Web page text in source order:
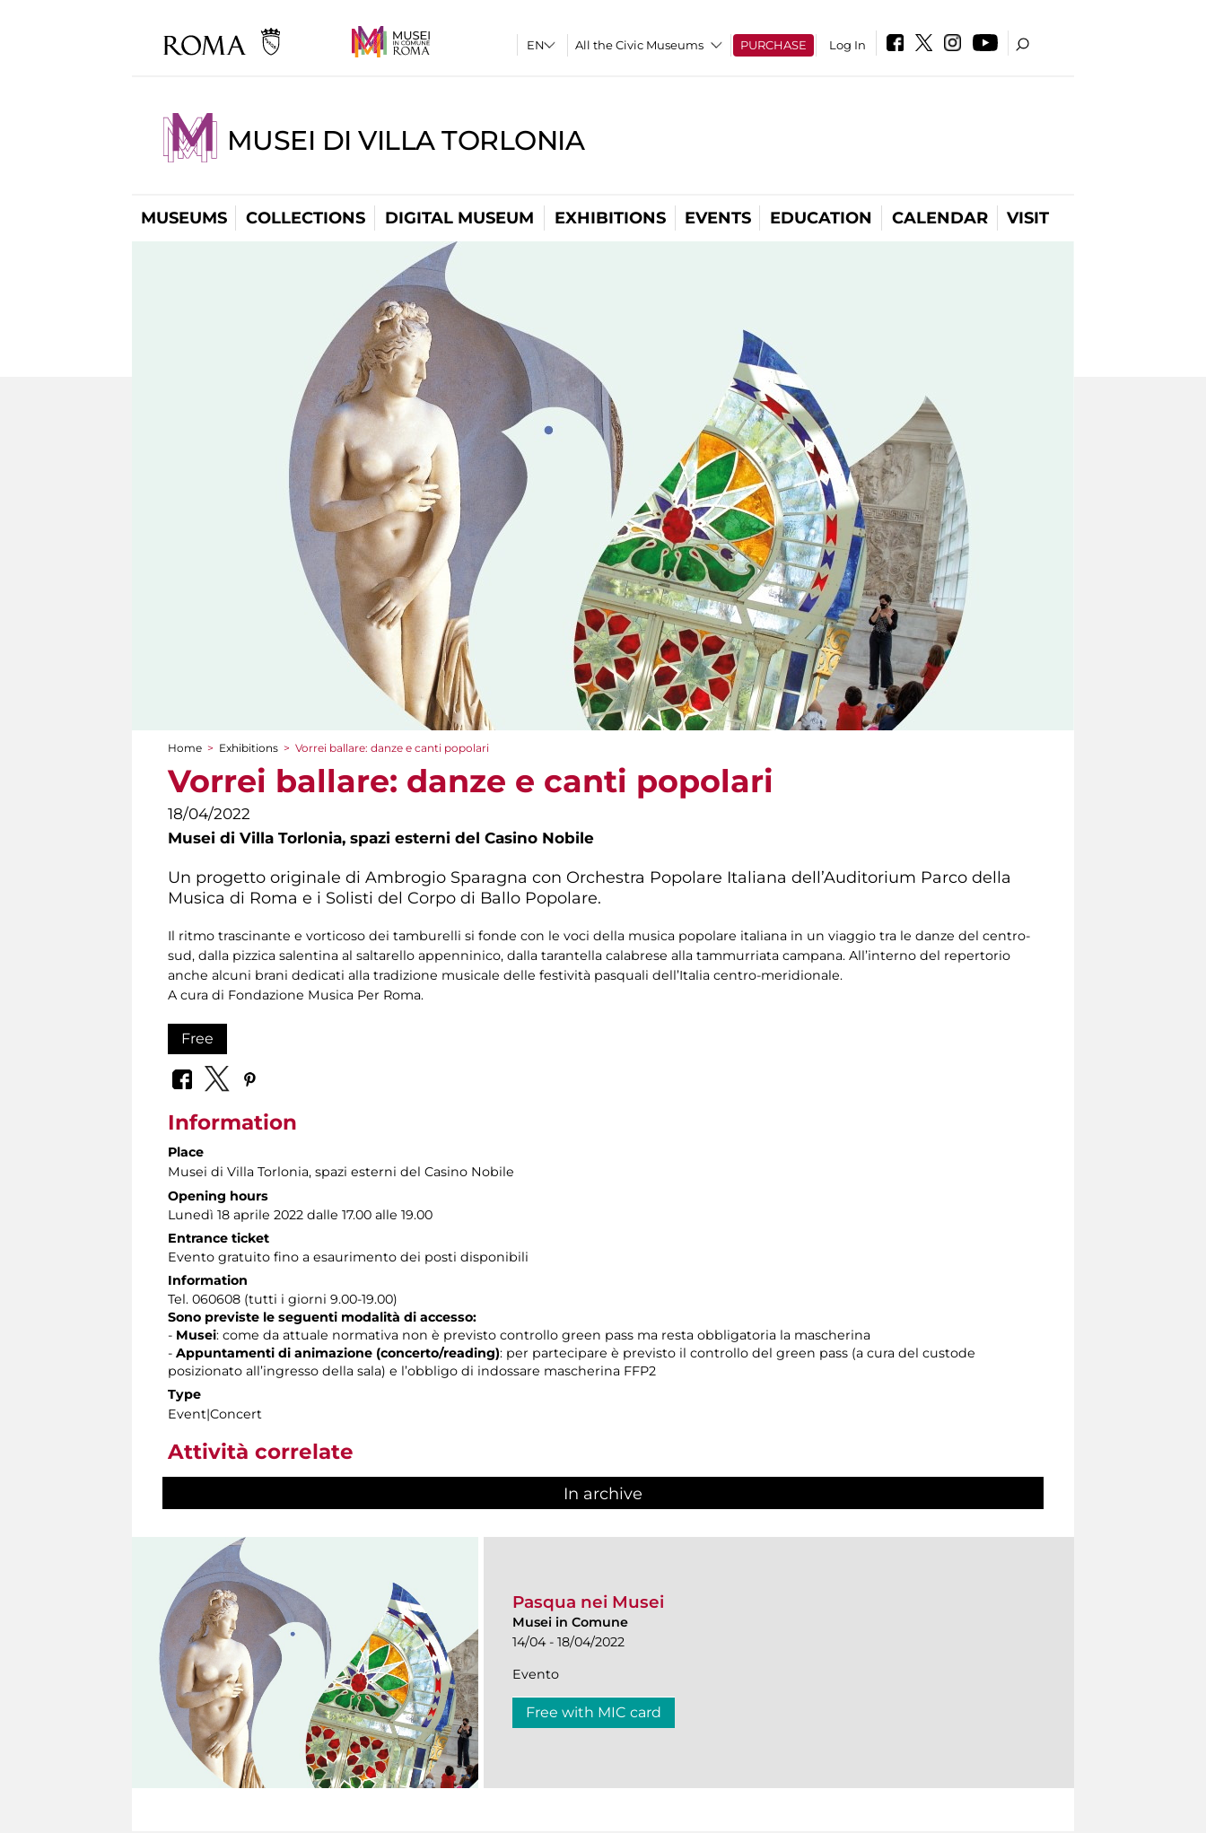
All the Civic Museums PURCHASE Log In
MUSEI DI VILLA TORLONIA
MUSEUMS COLLECTIONS DIGITAL MUSEUM EXHIBITIONS EVENTS EDUCATION CALENDAR VISIT
You are here
Home > Exhibitions > Vorrei ballare: danze e canti popolari
Vorrei ballare: danze e canti popolari
18/04/2022
Musei di Villa Torlonia, spazi esterni del Casino Nobile
Un progetto originale di Ambrogio Sparagna con Orchestra Popolare Italiana dell’Auditorium Parco della
Musica di Roma e i Solisti del Corpo di Ballo Popolare.
Il ritmo trascinante e vorticoso dei tamburelli si fonde con le voci della musica popolare italiana in un viaggio tra le danze del centro-
sud, dalla pizzica salentina al saltarello appenninico, dalla tarantella calabrese alla tammurriata campana. All’interno del repertorio
anche alcuni brani dedicati alla tradizione musicale delle festività pasquali dell’Italia centro-meridionale.
A cura di Fondazione Musica Per Roma.
Free
Information
Place
Musei di Villa Torlonia, spazi esterni del Casino Nobile
Opening hours
Lunedì 18 aprile 2022 dalle 17.00 alle 19.00
Entrance ticket
Evento gratuito fino a esaurimento dei posti disponibili
Information
Tel. 060608 (tutti i giorni 9.00-19.00)
Sono previste le seguenti modalità di accesso:
- Musei: come da attuale normativa non è previsto controllo green pass ma resta obbligatoria la mascherina
- Appuntamenti di animazione (concerto/reading): per partecipare è previsto il controllo del green pass (a cura del custode
posizionato all’ingresso della sala) e l’obbligo di indossare mascherina FFP2
Type
Event|Concert
Attività correlate
In archive
Pasqua nei Musei
Musei in Comune
14/04 - 18/04/2022
Evento
Free with MIC card